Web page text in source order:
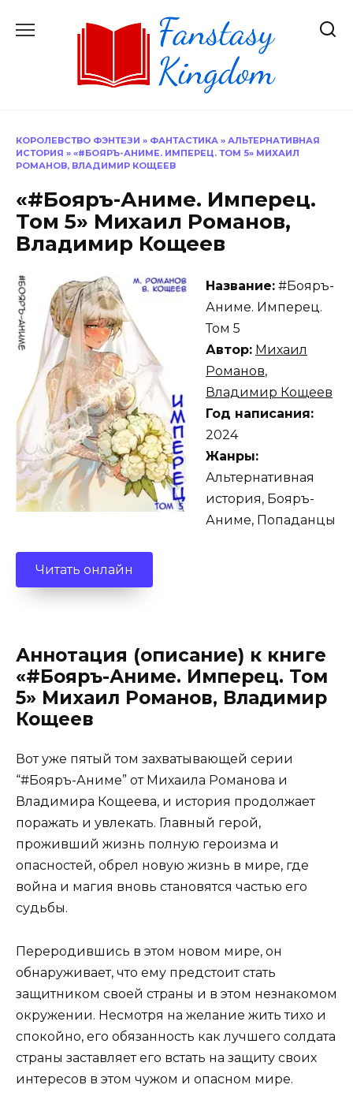
КОРОЛЕВСТВО ФЭНТЕЗИ » ФАНТАСТИКА » АЛЬТЕРНАТИВНАЯ
ИСТОРИЯ » «#БОЯРЪ-АНИМЕ. ИМПЕРЕЦ. ТОМ 5» МИХАИЛ
РОМАНОВ, ВЛАДИМИР КОЩЕЕВ
«#Бояръ-Аниме. Имперец.
Том 5» Михаил Романов,
Владимир Кощеев
Название: #Бояръ-
Аниме. Имперец.
Том 5
Автор: Михаил
Романов,
Владимир Кощеев
Год написания:
2024
Жанры:
Альтернативная
история, Бояръ-
Аниме, Попаданцы
Читать онлайн
Аннотация (описание) к книге
«#Бояръ-Аниме. Имперец. Том
5» Михаил Романов, Владимир
Кощеев
Вот уже пятый том захватывающей серии
“#Бояръ-Аниме” от Михаила Романова и
Владимира Кощеева, и история продолжает
поражать и увлекать. Главный герой,
проживший жизнь полную героизма и
опасностей, обрел новую жизнь в мире, где
война и магия вновь становятся частью его
судьбы.
Переродившись в этом новом мире, он
обнаруживает, что ему предстоит стать
защитником своей страны и в этом незнакомом
окружении. Несмотря на желание жить тихо и
спокойно, его обязанность как лучшего солдата
страны заставляет его встать на защиту своих
интересов в этом чужом и опасном мире.